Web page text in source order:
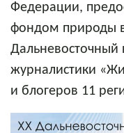
Федерации,
фондом природы
Дальневосточный
журналистики
и блогеров 11